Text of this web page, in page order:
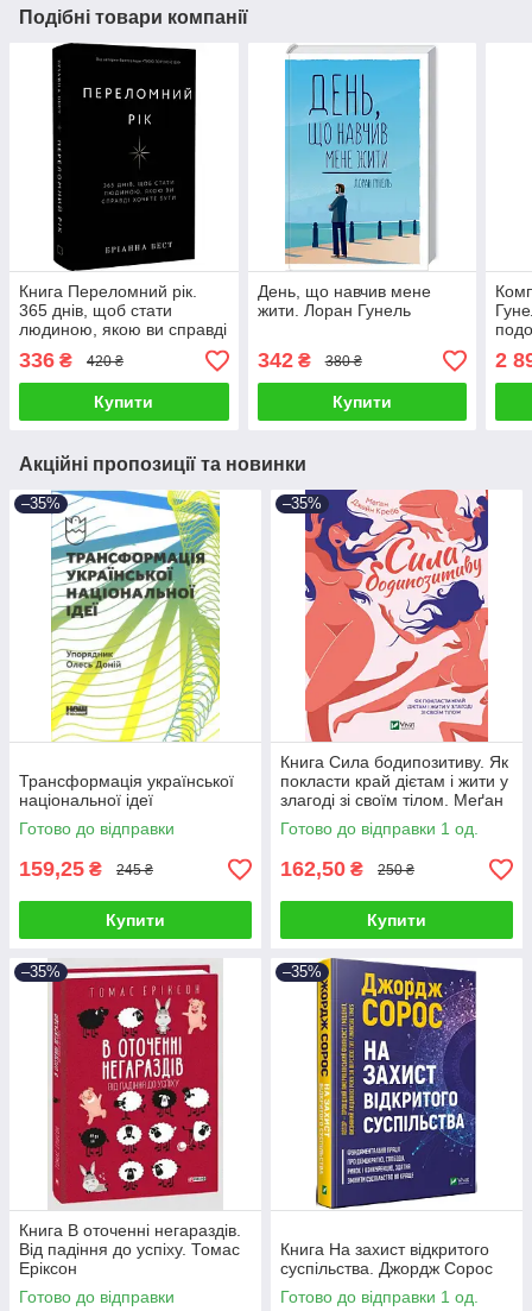
Подібні товари компанії
Книга Переломний рік.
365 днів, щоб стати
людиною, якою ви справді
хочете бути. Бріанна Вест
336 ₴ 420 ₴
Купити
День, що навчив мене
жити. Лоран Гунель
342₴ 380 ₴
Купити
жити
2
Акційні пропозиції та новинки
–35%
Трансформація української
національної ідеї
Готово до відправки
159,25 ₴ 245 ₴
Купити
–35%
Книга Сила бодипозитиву. Як
покласти край дієтам і жити у
злагоді зі своїм тілом. Меґан
Джейн Кребб
Готово до відправки 1 од.
162,50 ₴ 250 ₴
Купити
–35%
Книга В оточенні негараздів.
Від падіння до успіху. Томас
Еріксон
Готово до відправки
–35%
Книга На захист відкритого
суспільства. Джордж Сорос
Готово до відправки 1 од.